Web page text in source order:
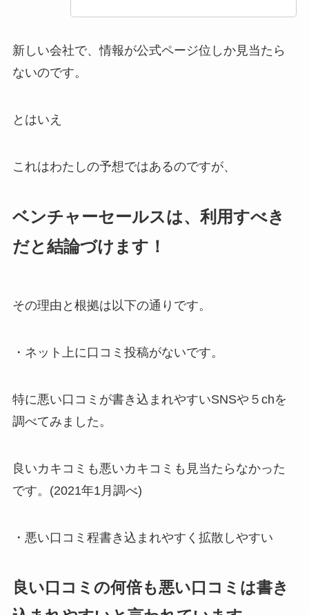
新しい会社で、情報が公式ページ位しか見当たら
ないのです。
とはいえ
これはわたしの予想ではあるのですが、
ベンチャーセールスは、利用すべき
だと結論づけます！
その理由と根拠は以下の通りです。
・ネット上に口コミ投稿がないです。
特に悪い口コミが書き込まれやすいSNSや５chを
調べてみました。
良いカキコミも悪いカキコミも見当たらなかった
です。(2021年1月調べ)
・悪い口コミ程書き込まれやすく拡散しやすい
良い口コミの何倍も悪い口コミは書き